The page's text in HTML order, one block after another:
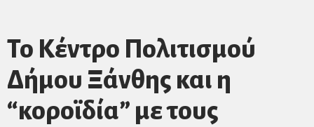
Το Κέντρο Πολιτισμού
Δήμου Ξάνθης και η
“κοροϊδία” με τους